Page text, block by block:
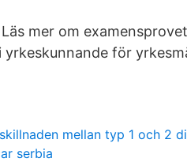
mer om
för
mellan typ 1 och 2
serbia